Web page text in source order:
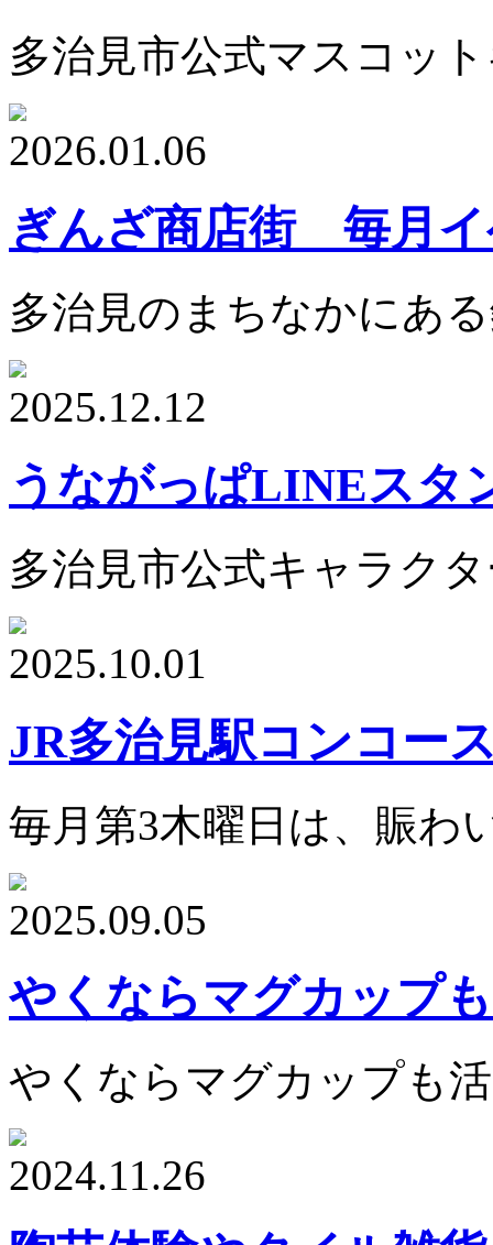
多治見市公式マスコッ
2026.01.06
ぎんざ商店街 毎月
多治見のまちなかにあ
2025.12.12
うながっぱLINEスタ
多治見市公式キャラク
2025.10.01
JR多治見駅コンコー
毎月第3木曜日は、賑わ
2025.09.05
やくならマグカップ
やくならマグカップも
2024.11.26